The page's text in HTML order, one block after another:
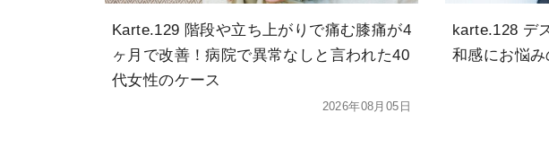
Karte.129 階段や立ち上がりで痛む膝痛が4
ヶ月で改善！病院で異常なしと言われた40
代女性のケース
2026年08月05日
karte.128 デ
和感にお悩